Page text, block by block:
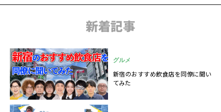
新着記事
グルメ
新宿のおすすめ飲食店を同僚に聞い
てみた